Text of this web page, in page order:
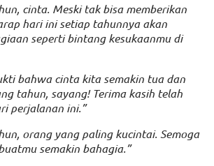
cinta. Meski tak bisa memberikan
hari ini setiap tahunnya akan
seperti bintang kesukaanmu di
bahwa cinta kita semakin tua dan
tahun, sayang! Terima kasih telah
perjalanan ini.”
orang yang paling kucintai. Semoga
semakin bahagia.”